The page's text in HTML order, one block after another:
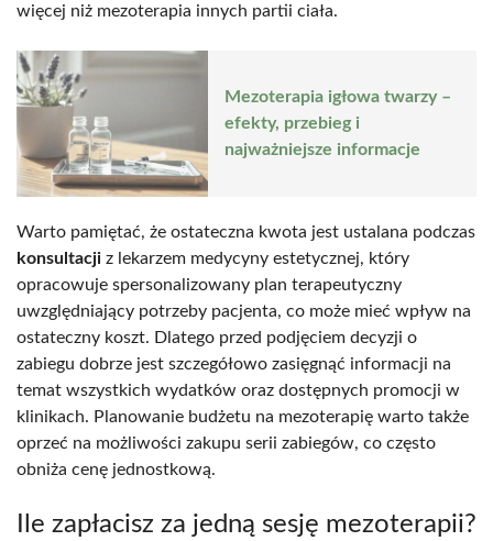
więcej niż mezoterapia innych partii ciała.
Mezoterapia igłowa twarzy –
efekty, przebieg i
najważniejsze informacje
Warto pamiętać, że ostateczna kwota jest ustalana podczas
konsultacji z lekarzem medycyny estetycznej, który
opracowuje spersonalizowany plan terapeutyczny
uwzględniający potrzeby pacjenta, co może mieć wpływ na
ostateczny koszt. Dlatego przed podjęciem decyzji o
zabiegu dobrze jest szczegółowo zasięgnąć informacji na
temat wszystkich wydatków oraz dostępnych promocji w
klinikach. Planowanie budżetu na mezoterapię warto także
oprzeć na możliwości zakupu serii zabiegów, co często
obniża cenę jednostkową.
Ile zapłacisz za jedną sesję mezoterapii?